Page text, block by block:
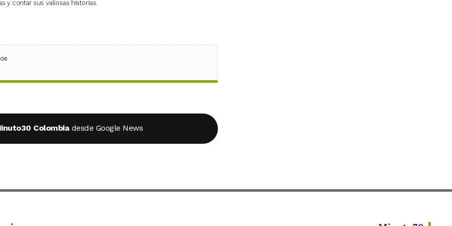
y contar sus valiosas historias.
WhatsApp
Colombia desde Google News